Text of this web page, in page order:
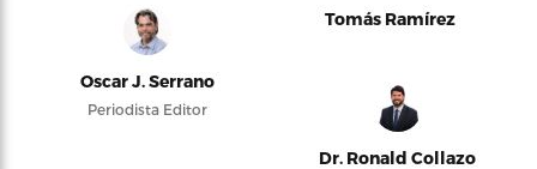
Oscar J. Serrano
Periodista Editor
Tomás Ramírez
Dr. Ronald Collazo